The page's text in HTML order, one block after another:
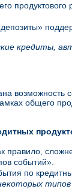
продуктового
кредиты,
возможность
общего
правило,
событий».
по